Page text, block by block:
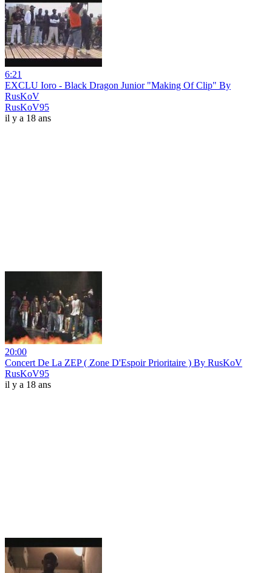
6:21
EXCLU Ioro - Black Dragon Junior "Making Of Clip" By
RusKoV
RusKoV95
il y a 18 ans
20:00
Concert De La ZEP ( Zone D'Espoir Prioritaire ) By RusKoV
RusKoV95
il y a 18 ans